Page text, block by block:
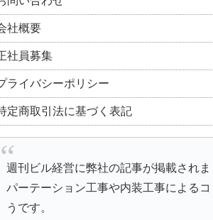
社概要
社員募集
ライバシーポリシー
定商取引法に基づく表記
週刊ビル経営に弊社の記事が掲載されま
パーテーション工事や内装工事による
うです。